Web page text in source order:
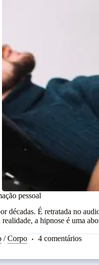
pessoal
décadas. É retratada no
a hipnose é uma
/Corpo 4 comentários